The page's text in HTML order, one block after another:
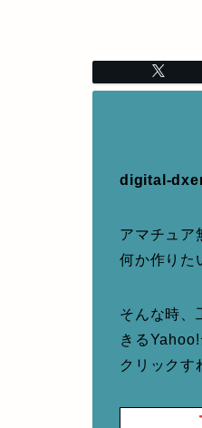
digital-
アマチュア
何か作りた
そんな時、
きるYahoo!
クリックす